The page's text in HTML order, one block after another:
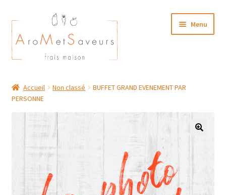
Aller
à
la
navigation
Aller
au
contenu
Menu
Plat du Jour/ Menu Week end
NOS BOUTIQUES
MON COMPTE
Accueil Non classé
BUFFET GRAND EVENEMENT PAR
PERSONNE